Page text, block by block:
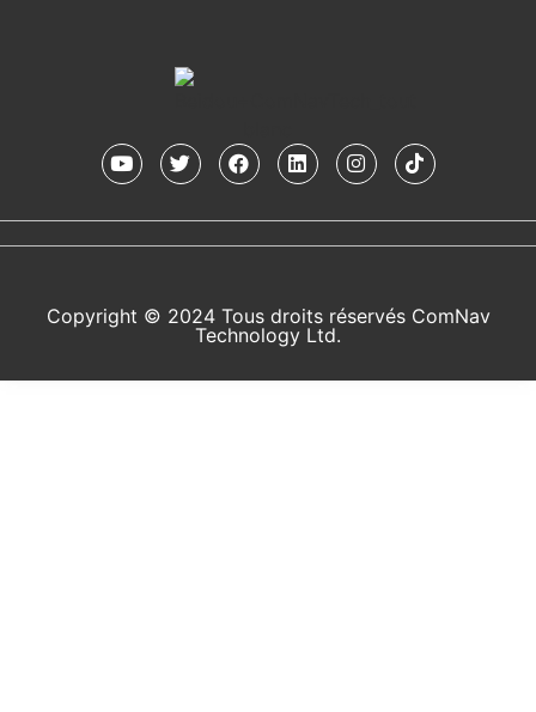
Copyright © 2024 Tous droits réservés ComNav
Technology Ltd.